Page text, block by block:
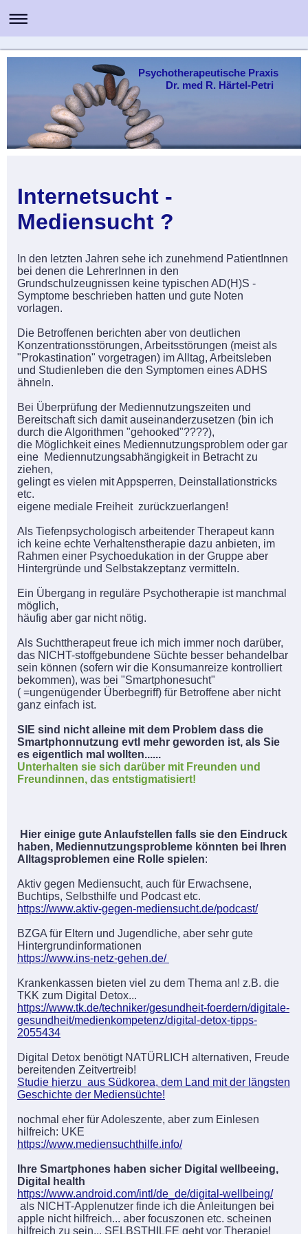
Psychotherapeutische Praxis
Dr. med R. Härtel-Petri
Internetsucht -
Mediensucht ?
In den letzten Jahren sehe ich zunehmend PatientInnen
bei denen die LehrerInnen in den
Grundschulzeugnissen keine typischen AD(H)S -
Symptome beschrieben hatten und gute Noten
vorlagen.
Die Betroffenen berichten aber von deutlichen
Konzentrationsstörungen, Arbeitsstörungen (meist als
"Prokastination" vorgetragen) im Alltag, Arbeitsleben
und Studienleben die den Symptomen eines ADHS
ähneln.
Bei Überprüfung der Mediennutzungszeiten und
Bereitschaft sich damit auseinanderzusetzen (bin ich
durch die Algorithmen "gehooked"????),
die Möglichkeit eines Mediennutzungsproblem oder gar
eine Mediennutzungsabhängigkeit in Betracht zu
ziehen,
gelingt es vielen mit Appsperren, Deinstallationstricks
etc.
eigene mediale Freiheit zurückzuerlangen!
Als Tiefenpsychologisch arbeitender Therapeut kann
ich keine echte Verhaltenstherapie dazu anbieten, im
Rahmen einer Psychoedukation in der Gruppe aber
Hintergründe und Selbstakzeptanz vermitteln.
Ein Übergang in reguläre Psychotherapie ist manchmal
möglich,
häufig aber gar nicht nötig.
Als Suchttherapeut freue ich mich immer noch darüber,
das NICHT-stoffgebundene Süchte besser behandelbar
sein können (sofern wir die Konsumanreize kontrolliert
bekommen), was bei "Smartphonesucht"
( =ungenügender Überbegriff) für Betroffene aber nicht
ganz einfach ist.
SIE sind nicht alleine mit dem Problem dass die
Smartphonnutzung evtl mehr geworden ist, als Sie
es eigentlich mal wollten......
Unterhalten sie sich darüber mit Freunden und
Freundinnen, das entstigmatisiert!
Hier einige gute Anlaufstellen falls sie den Eindruck
haben, Mediennutzungsprobleme könnten bei Ihren
Alltagsproblemen eine Rolle spielen:
Aktiv gegen Mediensucht, auch für Erwachsene,
Buchtips, Selbsthilfe und Podcast etc.
https://www.aktiv-gegen-mediensucht.de/podcast/
BZGA für Eltern und Jugendliche, aber sehr gute
Hintergrundinformationen
https://www.ins-netz-gehen.de/
Krankenkassen bieten viel zu dem Thema an! z.B. die
TKK zum Digital Detox...
https://www.tk.de/techniker/gesundheit-foerdern/digitale-
gesundheit/medienkompetenz/digital-detox-tipps-
2055434
Digital Detox benötigt NATÜRLICH alternativen, Freude
bereitenden Zeitvertreib!
Studie hierzu aus Südkorea, dem Land mit der längsten
Geschichte der Mediensüchte!
nochmal eher für Adoleszente, aber zum Einlesen
hilfreich: UKE
https://www.mediensuchthilfe.info/
Ihre Smartphones haben sicher Digital wellbeeing,
Digital health
https://www.android.com/intl/de_de/digital-wellbeing/
als NICHT-Applenutzer finde ich die Anleitungen bei
apple nicht hilfreich... aber focuszonen etc. scheinen
hilfreich zu sein... SELBSTHILFE geht vor Therapie!